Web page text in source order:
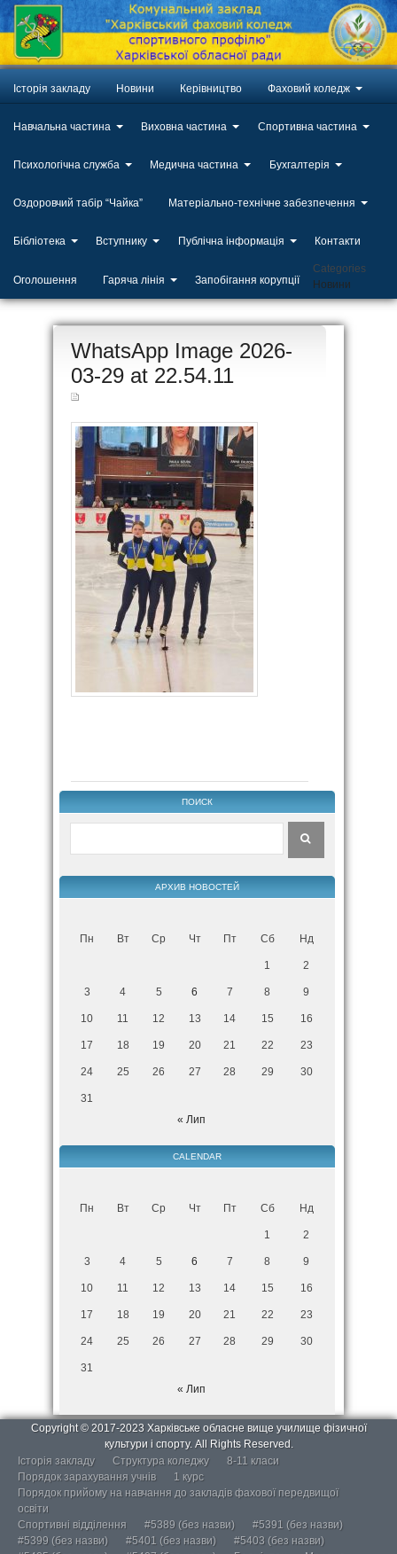
Історія закладу Новини Керівництво Фаховий коледж
Навчальна частина Виховна частина Спортивна частина
Психологічна служба Медична частина Бухгалтерія
Оздоровчий табір “Чайка” Матеріально-технічне забезпечення
Бібліотека Вступнику Публічна інформація Контакти
Оголошення Гаряча лінія Запобігання корупції
Categories
Новини
20
WhatsApp Image 2026-
03-29 at 22.54.11
ПОИСК
АРХИВ НОВОСТЕЙ
Пн Вт Ср Чт Пт Сб Нд
1 2
3 4 5 6 7 8 9
10 11 12 13 14 15 16
17 18 19 20 21 22 23
24 25 26 27 28 29 30
31
« Лип
CALENDAR
Пн Вт Ср Чт Пт Сб Нд
1 2
3 4 5 6 7 8 9
10 11 12 13 14 15 16
17 18 19 20 21 22 23
24 25 26 27 28 29 30
31
« Лип
Copyright © 2017-2023 Харківське обласне вище училище фізичної
культури і спорту. All Rights Reserved.
Історія закладу
Структура коледжу
8-11 класи
Порядок зарахування учнів
1 курс
Порядок прийому на навчання до закладів фахової передвищої
освіти
Спортивні відділення
#5389 (без назви)
#5391 (без назви)
#5399 (без назви)
#5401 (без назви)
#5403 (без назви)